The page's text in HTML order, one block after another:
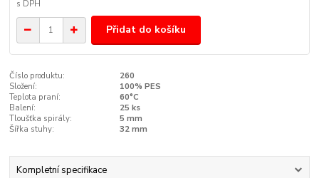
Přidat do košíku
Číslo produktu:
260
Složení:
100% PES
Teplota praní:
60°C
Balení:
25 ks
Tloušťka spirály:
5 mm
Šířka stuhy:
32 mm
Kompletní specifikace